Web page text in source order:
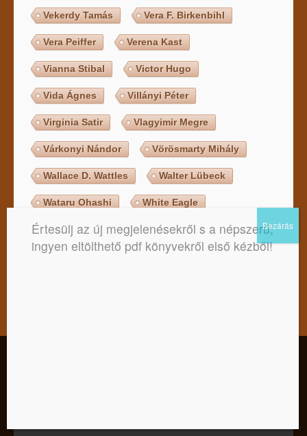
Vekerdy Tamás Vera F. Birkenbihl
Vera Peiffer Verena Kast
Vianna Stibal Victor Hugo
Vida Ágnes Villányi Péter
Virginia Satir Vlagyimir Megre
Várkonyi Nándor Vörösmarty Mihály
Wallace D. Wattles Walter Lübeck
Wataru Ohashi White Eagle
Wictor Charon William W. Hewitt
Zecharia Sitchin Zig Ziglar
Értesülj az új megjelenésekről s a népszerű,
ingyen eltölthető pdf könyvekről első kézből!